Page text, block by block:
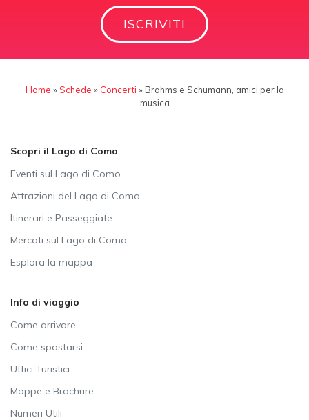
ISCRIVITI
Home »Schede » Concerti » Brahms e Schumann, amici per la
musica
Scopri il Lago di Como
Eventi sul Lago di Como
Attrazioni del Lago di Como
Itinerari e Passeggiate
Mercati sul Lago di Como
Esplora la mappa
Info di viaggio
Come arrivare
Come spostarsi
Uffici Turistici
Mappe e Brochure
Numeri Utili